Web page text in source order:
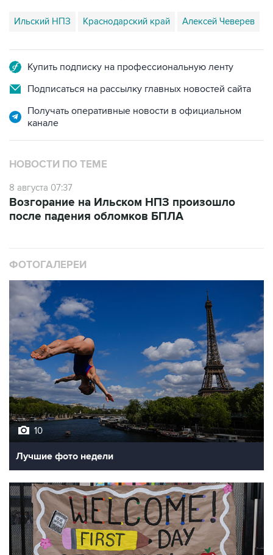
Ильский НПЗ Краснодарский край Алексей Чеверев
Купить подписку на профессиональную ленту
Подписаться на рассылку главных новостей сайта
Получать оперативные новости в официальном
канале
НОВОСТИ ПО ТЕМЕ
8 августа 07:37
Возгорание на Ильском НПЗ произошло
после падения обломков БПЛА
ФОТОГАЛЕРЕИ
10
Лучшие фото недели